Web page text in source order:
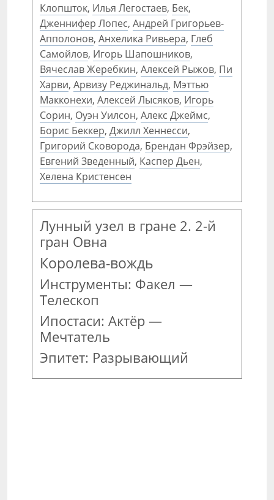
Клопшток, Илья Легостаев, Бек,
Дженнифер Лопес, Андрей Григорьев-
Апполонов, Анхелика Ривьера, Глеб
Самойлов, Игорь Шапошников,
Вячеслав Жеребкин, Алексей Рыжов, Пи
Харви, Арвизу Реджинальд, Мэттью
Макконехи, Алексей Лысяков, Игорь
Сорин, Оуэн Уилсон, Алекс Джеймс,
Борис Беккер, Джилл Хеннесси,
Григорий Сковорода, Брендан Фрэйзер,
Евгений Зведенный, Каспер Дьен,
Хелена Кристенсен
Лунный узел в гране 2. 2-й
гран Овна
Королева-вождь
Инструменты: Факел —
Телескоп
Ипостаси: Актёр —
Мечтатель
Эпитет: Разрывающий